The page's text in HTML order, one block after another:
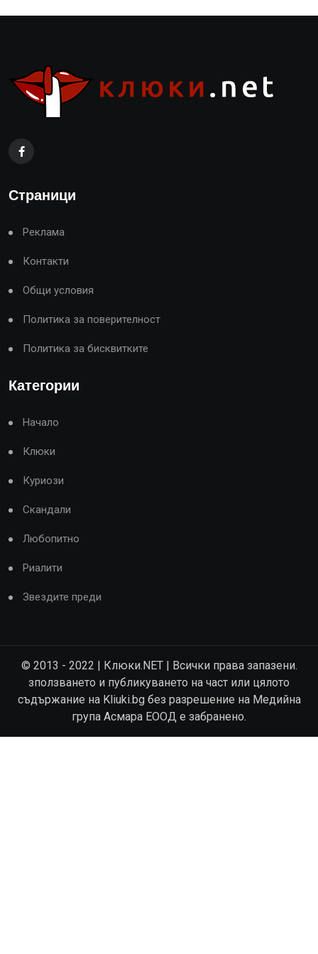
Страници
Реклама
Контакти
Общи условия
Политика за поверителност
Политика за бисквитките
Категории
Начало
Клюки
Куриози
Скандали
Любопитно
Риалити
Звездите преди
© 2013 - 2022 | Клюки.NET | Всички права запазени.
зползването и публикуването на част или цялото
съдържание на Kliuki.bg без разрешение на Медийна
група Асмара ЕООД е забранено.